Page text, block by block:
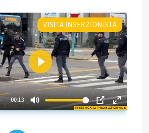
MESSAGGIO PROMOZIONALE
VISITA INSERZIONISTA
00:13
Play